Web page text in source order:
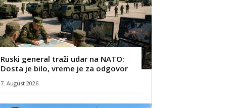
Ruski general traži udar na NATO:
Dosta je bilo, vreme je za odgovor
7. August 2026.